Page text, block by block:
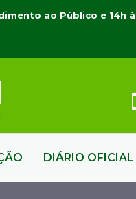
ao Público e 14h
DIÁRIO OFICIAL